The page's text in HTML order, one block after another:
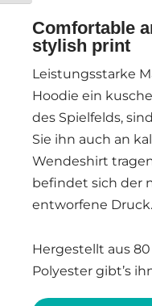
Comfortable
stylish print
Leistungsstarke
Hoodie ein
des Spielfelds,
Sie ihn auch an
Wendeshirt
befindet sich der
entworfene Druck.
Hergestellt aus
Polyester gibt’s